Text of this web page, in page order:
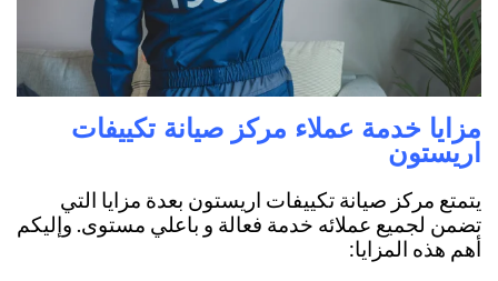
مزايا خدمة عملاء مركز صيانة تكييفات
اريستون
يتمتع مركز صيانة تكييفات اريستون بعدة مزايا التي
تضمن لجميع عملائه خدمة فعالة و باعلي مستوى. وإليكم
أهم هذه المزايا: